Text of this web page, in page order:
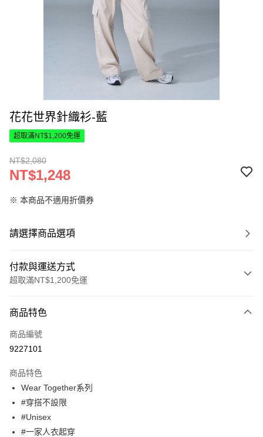
花花世界針織衫-藍
超取滿NT$1,200免運
NT$2,080
NT$1,248
※ 本商品不適用折價券
請選擇商品選項
付款與運送方式
超取滿NT$1,200免運
信用卡一次付款
超商取貨付款
街口支付
悠遊付
大哥付你分期
商品特色
商品編號
9227101
商品特色
Wear Together系列
#穿搭不設限
#Unisex
#一家人衣起穿